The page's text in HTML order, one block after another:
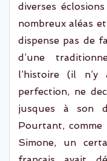
diverses
nombreux aléas
dispense pas de
d’une
l’histoire(il n’y
perfection, ne
jusques à son
Pourtant, comme
Simone, un